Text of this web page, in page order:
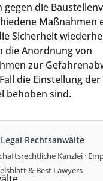
gegen die
Maßnahmen
Sicherheit
die Anordnung von
zur
die Einstellung
behoben sind.
Legal Rechtsanwälte
Kanzlei ·
& Best Lawyers